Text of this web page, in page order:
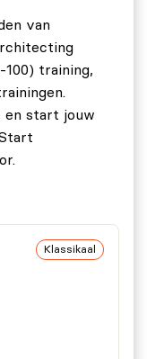
Developer
Associate
bij de
solutions
een
van
training,
en start jouw
Klassikaal